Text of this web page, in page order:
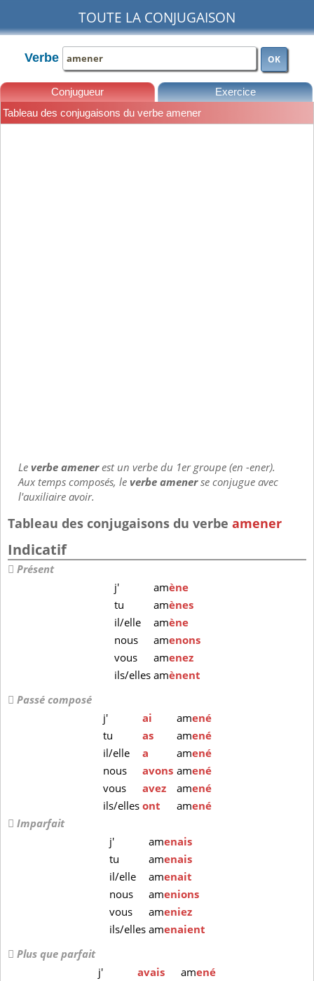
TOUTE LA CONJUGAISON
Verbe OK
Conjugueur Exercice
Tableau des conjugaisons du verbe amener
Leverbe amenerest un verbe du 1er groupe (en -ener).
Aux temps composés, leverbe amenerse conjugue avec
l'auxiliaire avoir.
Tableau des conjugaisons du verbe amener
Indicatif
Présent
j'
amène
tu
amènes
il/elle
amène
nous
amenons
vous
amenez
ils/elles amènent
Passé composé
j'
ai amené
tu
as amené
il/elle
a amené
nous
avons amené
vous
avez amené
ils/elles ont amené
Imparfait
j'
amenais
tu
amenais
il/elle
amenait
nous
amenions
vous
ameniez
ils/elles amenaient
Plus que parfait
j'
avais amené